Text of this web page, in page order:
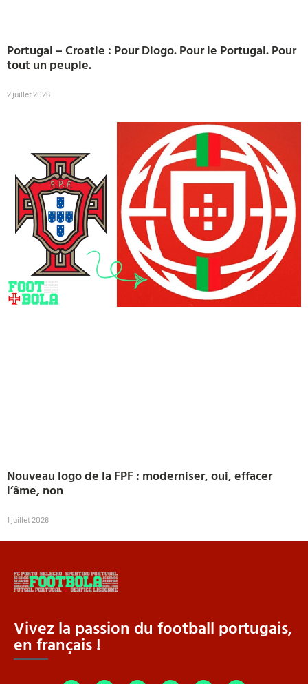
Portugal – Croatie : Pour Diogo. Pour le Portugal. Pour
tout un peuple.
2 juillet 2026
Nouveau logo de la FPF : moderniser, oui, effacer
l’âme, non
1 juillet 2026
Vivez la passion du football portugais,
en français !